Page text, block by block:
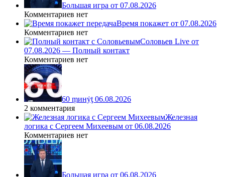
Большая игра от 07.08.2026
Комментариев нет
Время покажет от 07.08.2026
Комментариев нет
Соловьев Live от
07.08.2026 — Полный контакт
Комментариев нет
60 ṃинẏƫ 06.08.2026
2 комментария
Железная
логика с Сергеем Михеевым от 06.08.2026
Комментариев нет
Большая игра от 06.08.2026